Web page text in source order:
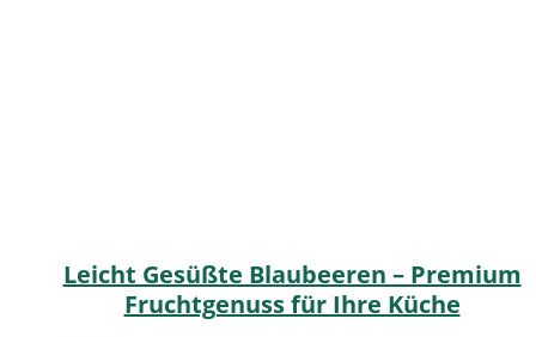
Leicht Gesüßte Blaubeeren – Premium
Fruchtgenuss für Ihre Küche